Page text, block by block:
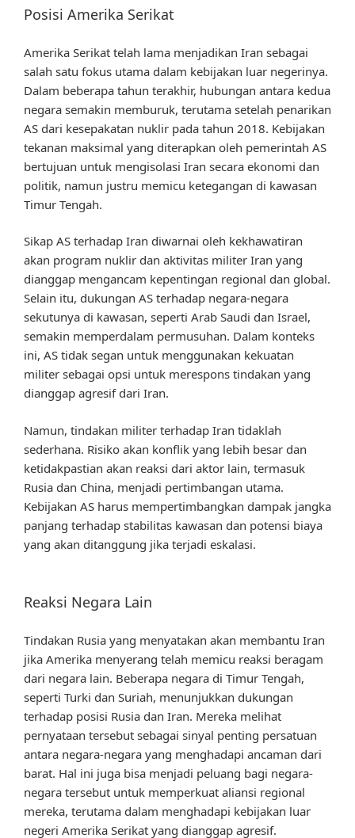
Posisi Amerika Serikat
Amerika Serikat telah lama menjadikan Iran sebagai
salah satu fokus utama dalam kebijakan luar negerinya.
Dalam beberapa tahun terakhir, hubungan antara kedua
negara semakin memburuk, terutama setelah penarikan
AS dari kesepakatan nuklir pada tahun 2018. Kebijakan
tekanan maksimal yang diterapkan oleh pemerintah AS
bertujuan untuk mengisolasi Iran secara ekonomi dan
politik, namun justru memicu ketegangan di kawasan
Timur Tengah.
Sikap AS terhadap Iran diwarnai oleh kekhawatiran
akan program nuklir dan aktivitas militer Iran yang
dianggap mengancam kepentingan regional dan global.
Selain itu, dukungan AS terhadap negara-negara
sekutunya di kawasan, seperti Arab Saudi dan Israel,
semakin memperdalam permusuhan. Dalam konteks
ini, AS tidak segan untuk menggunakan kekuatan
militer sebagai opsi untuk merespons tindakan yang
dianggap agresif dari Iran.
Namun, tindakan militer terhadap Iran tidaklah
sederhana. Risiko akan konflik yang lebih besar dan
ketidakpastian akan reaksi dari aktor lain, termasuk
Rusia dan China, menjadi pertimbangan utama.
Kebijakan AS harus mempertimbangkan dampak jangka
panjang terhadap stabilitas kawasan dan potensi biaya
yang akan ditanggung jika terjadi eskalasi.
Reaksi Negara Lain
Tindakan Rusia yang menyatakan akan membantu Iran
jika Amerika menyerang telah memicu reaksi beragam
dari negara lain. Beberapa negara di Timur Tengah,
seperti Turki dan Suriah, menunjukkan dukungan
terhadap posisi Rusia dan Iran. Mereka melihat
pernyataan tersebut sebagai sinyal penting persatuan
antara negara-negara yang menghadapi ancaman dari
barat. Hal ini juga bisa menjadi peluang bagi negara-
negara tersebut untuk memperkuat aliansi regional
mereka, terutama dalam menghadapi kebijakan luar
negeri Amerika Serikat yang dianggap agresif.